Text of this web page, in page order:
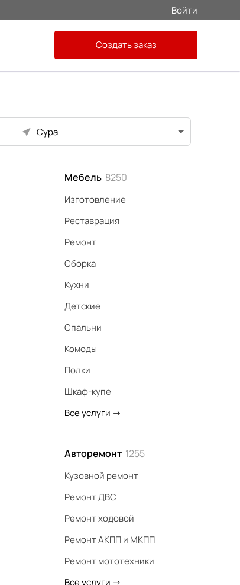
Войти
Создать заказ
Сура
Мебель 8250
Изготовление
Реставрация
Ремонт
Сборка
Кухни
Детские
Спальни
Комоды
Полки
Шкаф-купе
Все услуги ->
Авторемонт 1255
Кузовной ремонт
Ремонт ДВС
Ремонт ходовой
Ремонт АКПП и МКПП
Ремонт мототехники
Все услуги ->